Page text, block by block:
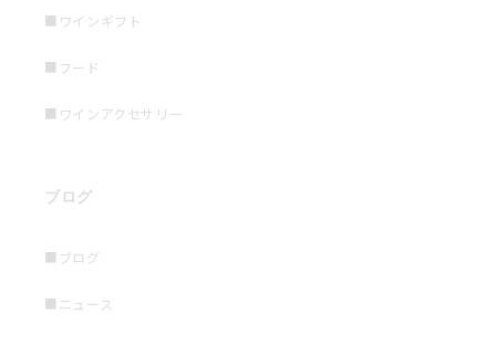
■ワインギフト
■フード
■ワインアクセサリー
ブログ
■ブログ
■ニュース